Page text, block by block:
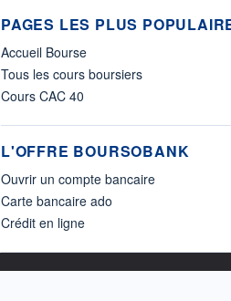
PAGES LES PLUS
Accueil Bourse
Tous les cours boursiers
Cours CAC 40
L'OFFRE BOURSOBANK
Ouvrir un compte bancaire
Carte bancaire ado
Crédit en ligne